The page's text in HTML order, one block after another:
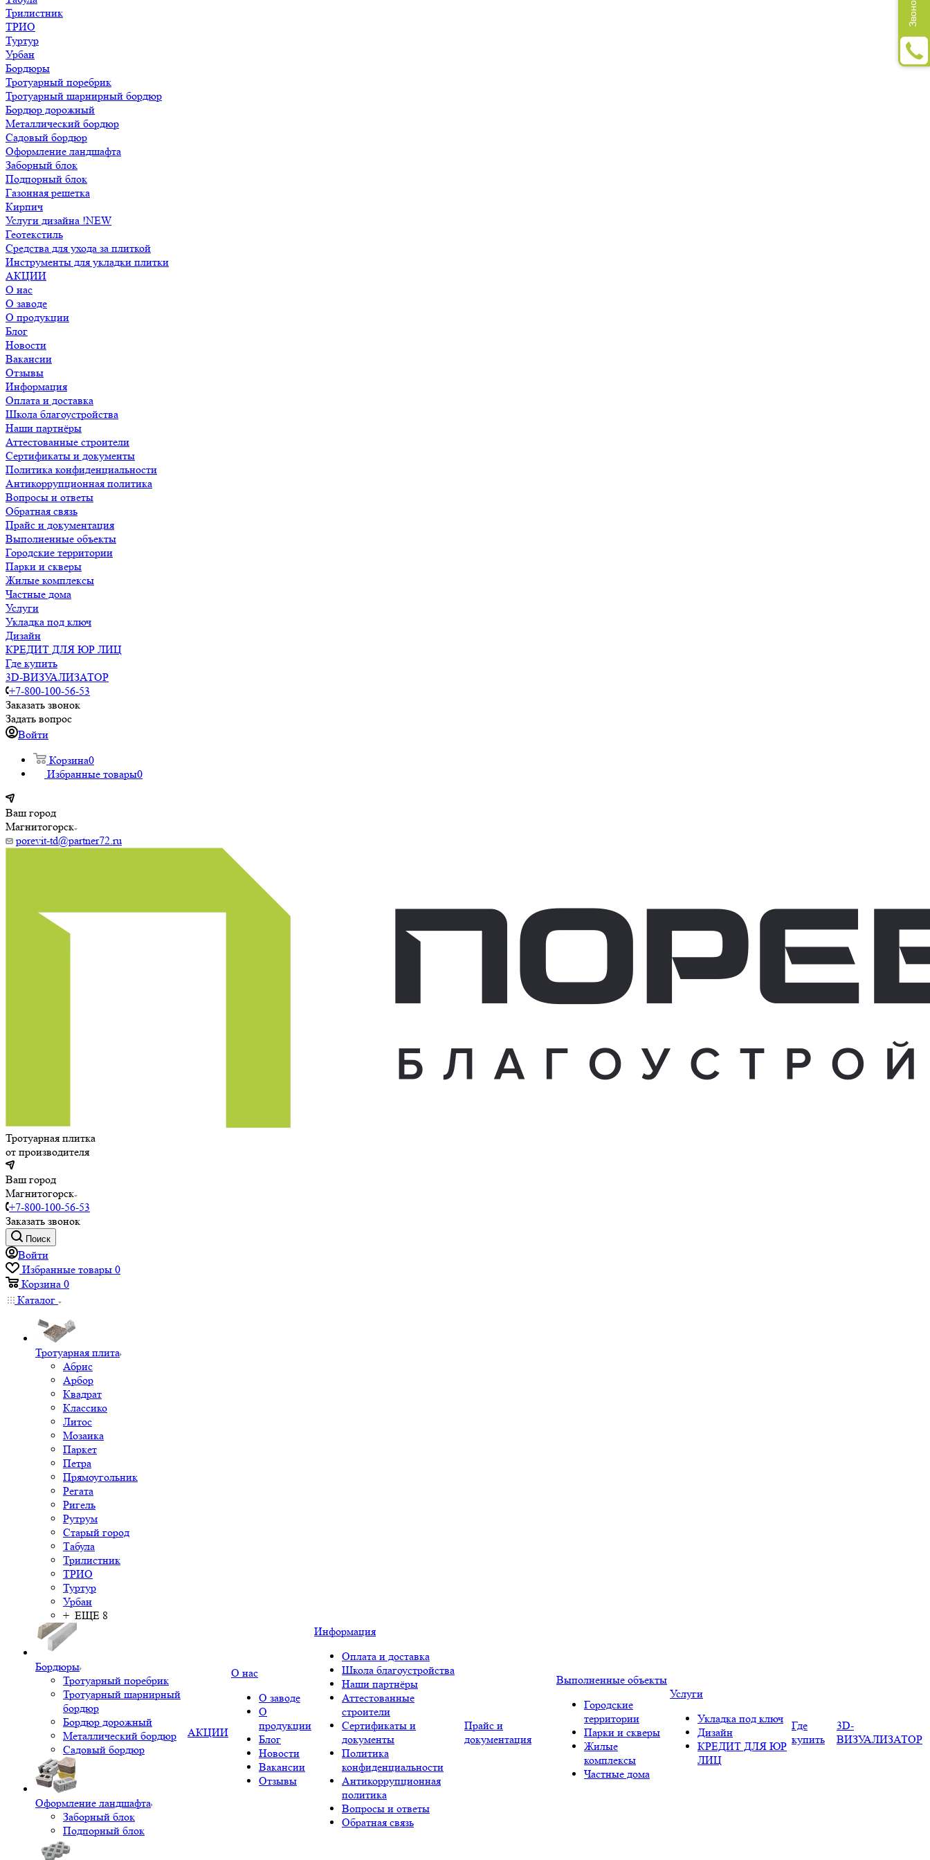
Трилистник
ТРИО
Туртур
Урбан
Бордюры
Тротуарный поребрик
Тротуарный шарнирный бордюр
Бордюр дорожный
Металлический бордюр
Садовый бордюр
Оформление ландшафта
Заборный блок
Подпорный блок
Газонная решетка
Кирпич
Услуги дизайна !NEW
Геотекстиль
Средства для ухода за плиткой
Инструменты для укладки плитки
АКЦИИ
О нас
О заводе
О продукции
Блог
Новости
Вакансии
Отзывы
Информация
Оплата и доставка
Школа благоустройства
Наши партнёры
Аттестованные строители
Сертификаты и документы
Политика конфиденциальности
Антикоррупционная политика
Вопросы и ответы
Обратная связь
Прайс и документация
Выполненные объекты
Городские территории
Парки и скверы
Жилые комплексы
Частные дома
Услуги
Укладка под ключ
Дизайн
КРЕДИТ ДЛЯ ЮР ЛИЦ
Где купить
3D-ВИЗУАЛИЗАТОР
+7-800-100-56-53
Заказать звонок
Задать вопрос
Войти
Корзина0
Избранные товары0
Ваш город
Магнитогорск
porevit-td@partner72.ru
Тротуарная плитка
от производителя
Ваш город
Магнитогорск
+7-800-100-56-53
Заказать звонок
Поиск
Войти
Избранные товары 0
Корзина 0
Каталог
Тротуарная плита
Абрис
Арбор
Квадрат
Классико
Литос
Мозаика
Паркет
Петра
Прямоугольник
Регата
Ригель
Рутрум
Старый город
Табула
Трилистник
ТРИО
Туртур
Урбан
+ ЕЩЕ 8
Бордюры
Тротуарный поребрик
Тротуарный шарнирный
бордюр
Бордюр дорожный
Металлический бордюр
Садовый бордюр
Оформление ландшафта
Заборный блок
Подпорный блок
АКЦИИ
О нас
О заводе
О
продукции
Блог
Новости
Вакансии
Отзывы
Информация
Оплата и доставка
Школа благоустройства
Наши партнёры
Аттестованные
строители
Сертификаты и
документы
Политика
конфиденциальности
Антикоррупционная
политика
Вопросы и ответы
Обратная связь
Прайс и
документация
Выполненные объекты
Городские
территории
Парки и скверы
Жилые
комплексы
Частные дома
Услуги
Укладка под ключ
Дизайн
КРЕДИТ ДЛЯ ЮР
ЛИЦ
Где
купить
3D-
ВИЗУАЛИЗАТОР